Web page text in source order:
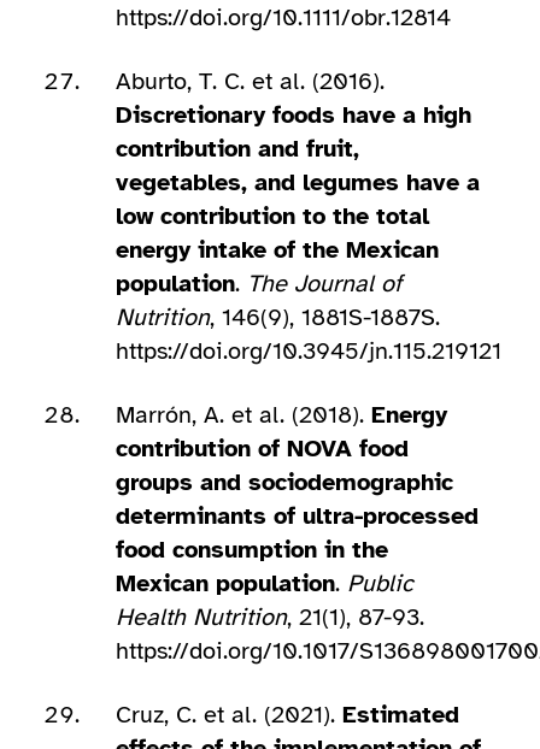
https://doi.org/10.1111/obr.12814
Aburto, T. C. et al. (2016).
Discretionary foods have a high
contribution and fruit,
vegetables, and legumes have a
low contribution to the total
energy intake of the Mexican
population. The Journal of
Nutrition, 146(9), 1881S-1887S.
https://doi.org/10.3945/jn.115.219121
Marrón, A. et al. (2018). Energy
contribution of NOVA food
groups and sociodemographic
determinants of ultra-processed
food consumption in the
Mexican population. Public
Health Nutrition, 21(1), 87-93.
https://doi.org/10.1017/
Cruz, C. et al. (2021). Estimated